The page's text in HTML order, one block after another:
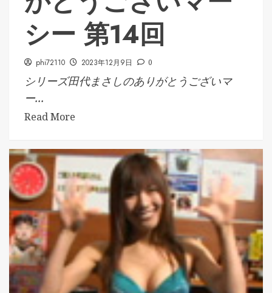
シー 第14回
phi72110 2023年12月9日 0
シリーズ田代まさしのありがとうございマ
ー...
Read More